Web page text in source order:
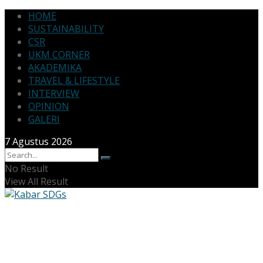
HOME
SUSTAINABILITY
CSR
UKM CORNER
AKADEMIKA
TRAVEL & LIFESTYLE
INTERVIEW
OPINION
GALERI
7 Agustus 2026
No Result
View All Result